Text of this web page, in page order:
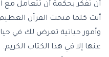
أن تفكر بحكمة أن تتعامل مع
أنت كلما فتحت القرآن
وأمور حياتية تعرض لك في
عنها إلا في هذا الكتاب